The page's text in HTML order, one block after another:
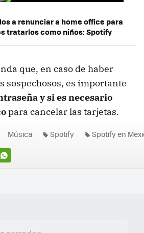
a renunciar a home office para
tratarlos como niños: Spotify
que, en caso de haber
sospechosos, es importante
y si es necesario
para cancelar las tarjetas.
Música Spotify Spotify en